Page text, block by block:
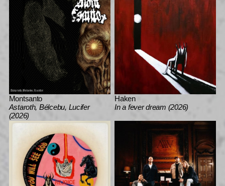
Montsanto
Astaroth, Bélcebu, Lucifer
(2026)
Haken
In a fever dream (2026)